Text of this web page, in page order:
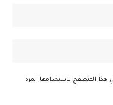
هذا المتصفح لاستخدامها المرة